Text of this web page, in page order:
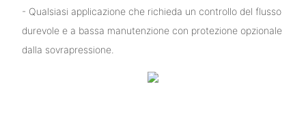
- Qualsiasi applicazione che richieda un controllo del flusso
durevole e a bassa manutenzione con protezione opzionale
dalla sovrapressione.